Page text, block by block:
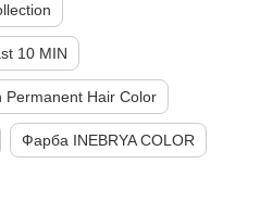
10 MIN
Hair Color
Фарба INEBRYA COLOR